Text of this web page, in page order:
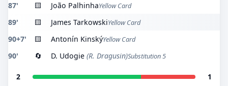
87' 🟨 João PalhinhaYellow Card
89' 🟨 James TarkowskiYellow Card
90+7' 🟨 Antonín KinskýYellow Card
90' 🔄 D. Udogie (R. Dragusin)Substitution 5
2 1